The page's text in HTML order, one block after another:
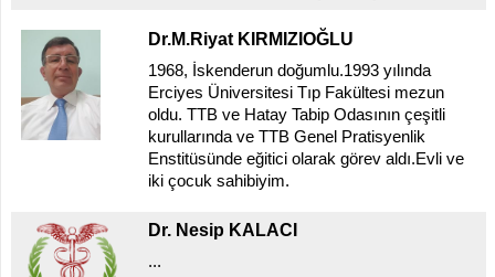
Dr.M.Riyat KIRMIZIOĞLU
1968, İskenderun doğumlu.1993 yılında
Erciyes Üniversitesi Tıp Fakültesi mezun
oldu. TTB ve Hatay Tabip Odasının çeşitli
kurullarında ve TTB Genel Pratisyenlik
Enstitüsünde eğitici olarak görev aldı.Evli ve
iki çocuk sahibiyim.
Dr. Nesip KALACI
...